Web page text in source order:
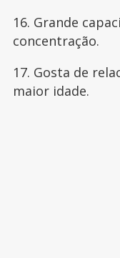
16. Grande
concentração.
17. Gosta de
maior idade.